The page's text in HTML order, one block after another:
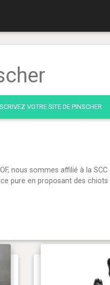
VOTRE SITE DE PINSCHER
nous sommes affilié à la
pure en proposant des